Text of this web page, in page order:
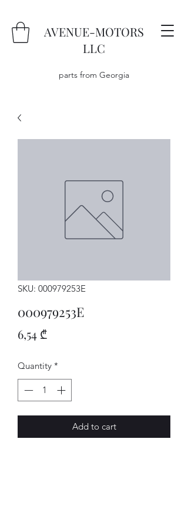
AVENUE-MOTORS
LLC
parts from Georgia
SKU: 000979253E
000979253E
6,54 ₾Price
Quantity *
Add to cart